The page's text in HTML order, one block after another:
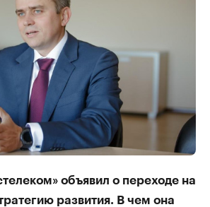
объявил о переходе на
развития. В чем она